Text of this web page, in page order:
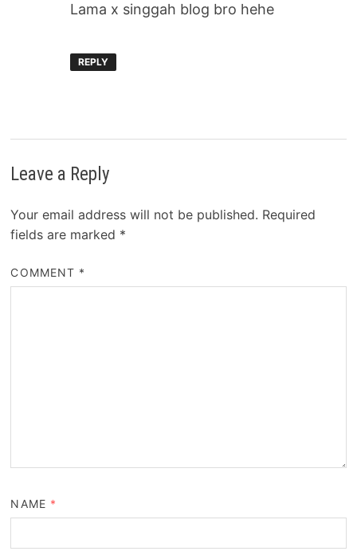
Lama x singgah blog bro hehe
REPLY
Leave a Reply
Your email address will not be published. Required
fields are marked *
COMMENT *
NAME *